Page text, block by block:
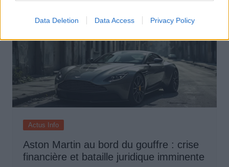
Data Deletion Data Access Privacy Policy
Actus Info
Aston Martin au bord du gouffre : crise
financière et bataille juridique imminente